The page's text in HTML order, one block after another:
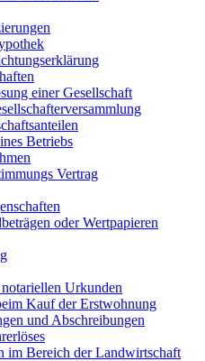
einer Gesellschaft
Betriebs
Vertrag
oder Wertpapieren
Urkunden
Kauf der Erstwohnung
und Abschreibungen
im Bereich der Landwirtschaft